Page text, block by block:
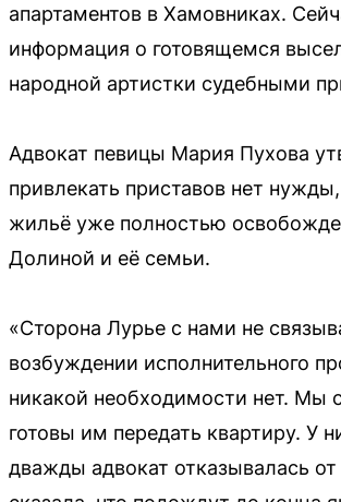
апартаментов в Хамовниках.
информация о готовящемся
народной артистки судебными
Адвокат певицы Мария Пухова
привлекать приставов нет
жильё уже полностью
Долиной и её семьи.
«Сторона Лурье с нами не
возбуждении исполнительного
никакой необходимости нет. Мы
готовы им передать квартиру. У
дважды адвокат отказывалась от